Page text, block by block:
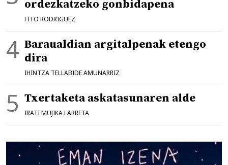
ordezkatzeko gonbidapena
FITO RODRIGUEZ
Baraualdian argitalpenak etengo
dira
IHINTZA TELLABIDE AMUNARRIZ
Txertaketa askatasunaren alde
IRATI MUJIKA LARRETA